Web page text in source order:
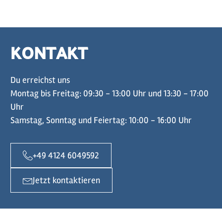
KONTAKT
Du erreichst uns
Montag bis Freitag: 09:30 - 13:00 Uhr und 13:30 - 17:00
Uhr
Samstag, Sonntag und Feiertag: 10:00 - 16:00 Uhr
+49 4124 6049592
Jetzt kontaktieren